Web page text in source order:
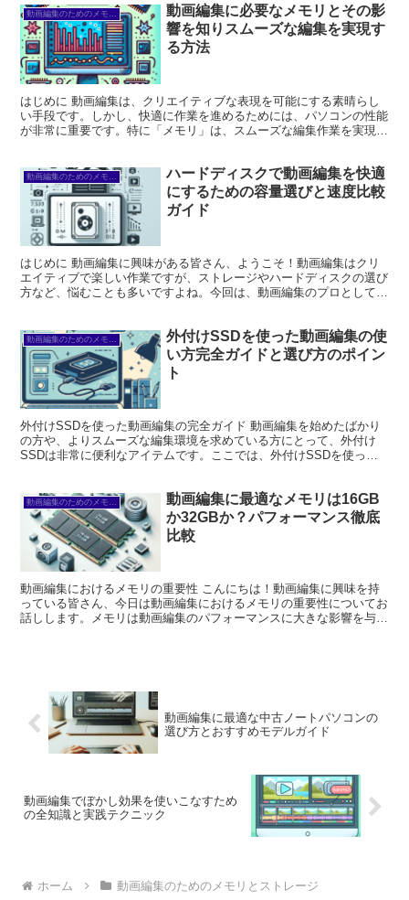
動画編集に必要なメモリとその影
響を知りスムーズな編集を実現す
る方法
はじめに 動画編集は、クリエイティブな表現を可能にする素晴らし
い手段です。しかし、快適に作業を進めるためには、パソコンの性能
が非常に重要です。特に「メモリ」は、スムーズな編集作業を実現す
ハードディスクで動画編集を快適
にするための容量選びと速度比較
ガイド
はじめに 動画編集に興味がある皆さん、ようこそ！動画編集はクリ
エイティブで楽しい作業ですが、ストレージやハードディスクの選び
方など、悩むことも多いですよね。今回は、動画編集のプロとして、
外付けSSDを使った動画編集の使
い方完全ガイドと選び方のポイン
ト
外付けSSDを使った動画編集の完全ガイド 動画編集を始めたばかり
の方や、よりスムーズな編集環境を求めている方にとって、外付け
SSDは非常に便利なアイテムです。ここでは、外付けSSDを使った
動画編集に最適なメモリは16GB
か32GBか？パフォーマンス徹底
比較
動画編集におけるメモリの重要性 こんにちは！動画編集に興味を持
っている皆さん、今日は動画編集におけるメモリの重要性についてお
話しします。メモリは動画編集のパフォーマンスに大きな影響を与え
動画編集に最適な中古ノートパソコンの
選び方とおすすめモデルガイド
動画編集でぼかし効果を使いこなすため
の全知識と実践テクニック
ホーム 動画編集のためのメモリとストレージ